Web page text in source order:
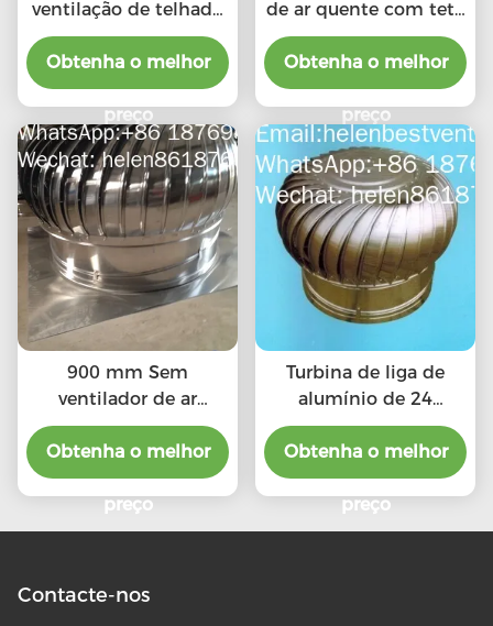
ventilação de telhado
industrial baratos
Obtenha o melhor
preço
de ar quente com teto
de liga de alumínio de
500 mm
Obtenha o melhor
preço
900 mm Sem
ventilador de ar
condicionado
Obtenha o melhor
preço
Turbina de liga de
alumínio de 24
polegadas sem
ventilador de
eletricidade
Obtenha o melhor
preço
Contacte-nos